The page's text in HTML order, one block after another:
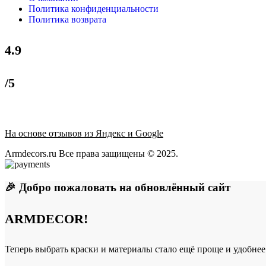
Политика конфиденциальности
Политика возврата
4.9
/5
На основе отзывов из Яндекс и Google
Armdecors.ru Все права защищены © 2025. ​
🎉 Добро пожаловать на обновлённый сайт
ARMDECOR!
Теперь выбрать краски и материалы стало ещё проще и